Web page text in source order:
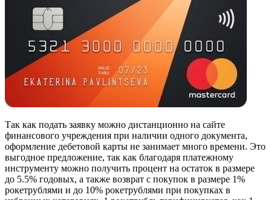
Так как подать заявку можно дистанционно на сайте
финансового учреждения при наличии одного документа,
оформление дебетовой карты не занимает много времени. Это
выгодное предложение, так как благодаря платежному
инструменту можно получить процент на остаток в размере
до 5.5% годовых, а также возврат с покупок в размере 1%
рокетрублями и до 10% рокетрублями при покупках в